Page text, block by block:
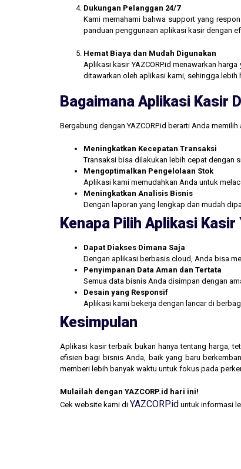
Dukungan Pelanggan 24/7
Kami memahami bahwa support yang
panduan penggunaan aplikasi kasir dengan
Hemat Biaya dan Mudah Digunakan
Aplikasi kasir YAZCORP.id menawarkan
ditawarkan oleh aplikasi kami, sehingga lebih
Bagaimana Aplikasi Kasir
Bergabung dengan YAZCORP.id berarti Anda
Meningkatkan Kecepatan Transaksi
Transaksi bisa dilakukan lebih cepat dengan
Mengoptimalkan Pengelolaan Stok
Aplikasi kami memudahkan Anda untuk
Meningkatkan Analisis Bisnis
Dengan laporan yang lengkap dan mudah
Kenapa Pilih Aplikasi Kasir
Dapat Diakses Dimana Saja
Dengan aplikasi berbasis cloud, Anda bisa
Penyimpanan Data Aman dan Tertata
Semua data bisnis Anda disimpan dengan
Desain yang Responsif
Aplikasi kami bekerja dengan lancar di
Kesimpulan
Aplikasi kasir terbaik bukan hanya tentang harga,
efisien bagi bisnis Anda, baik yang baru
memberi lebih banyak waktu untuk fokus pada
Mulailah dengan YAZCORP.id hari ini!
Cek website kami di YAZCORP.id untuk informasi